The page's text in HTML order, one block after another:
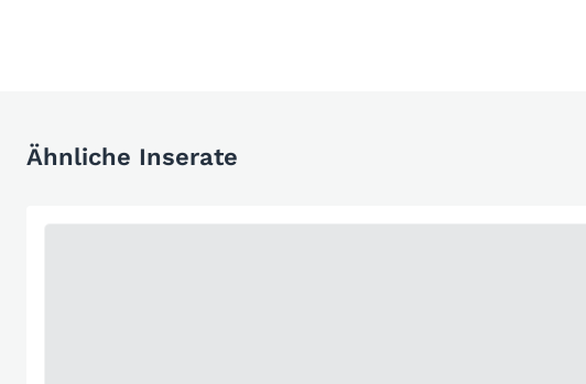
Ähnliche Inserate